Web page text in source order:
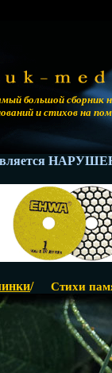
большой сборник
и стихов на
/ Стихи